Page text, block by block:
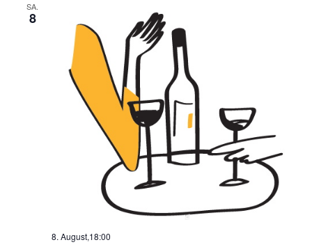
SA.
8
8. August,18:00